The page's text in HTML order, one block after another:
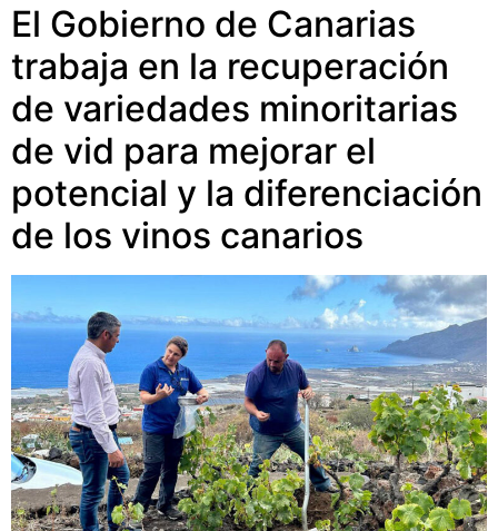
El Gobierno de Canarias
trabaja en la recuperación
de variedades minoritarias
de vid para mejorar el
potencial y la diferenciación
de los vinos canarios